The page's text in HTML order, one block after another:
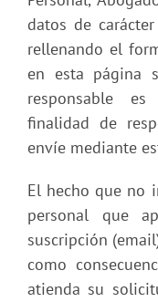
datos de
rellenando el
en esta página
responsable
finalidad de
envíe mediante
El hecho que no
personal que
suscripción
como
atienda su